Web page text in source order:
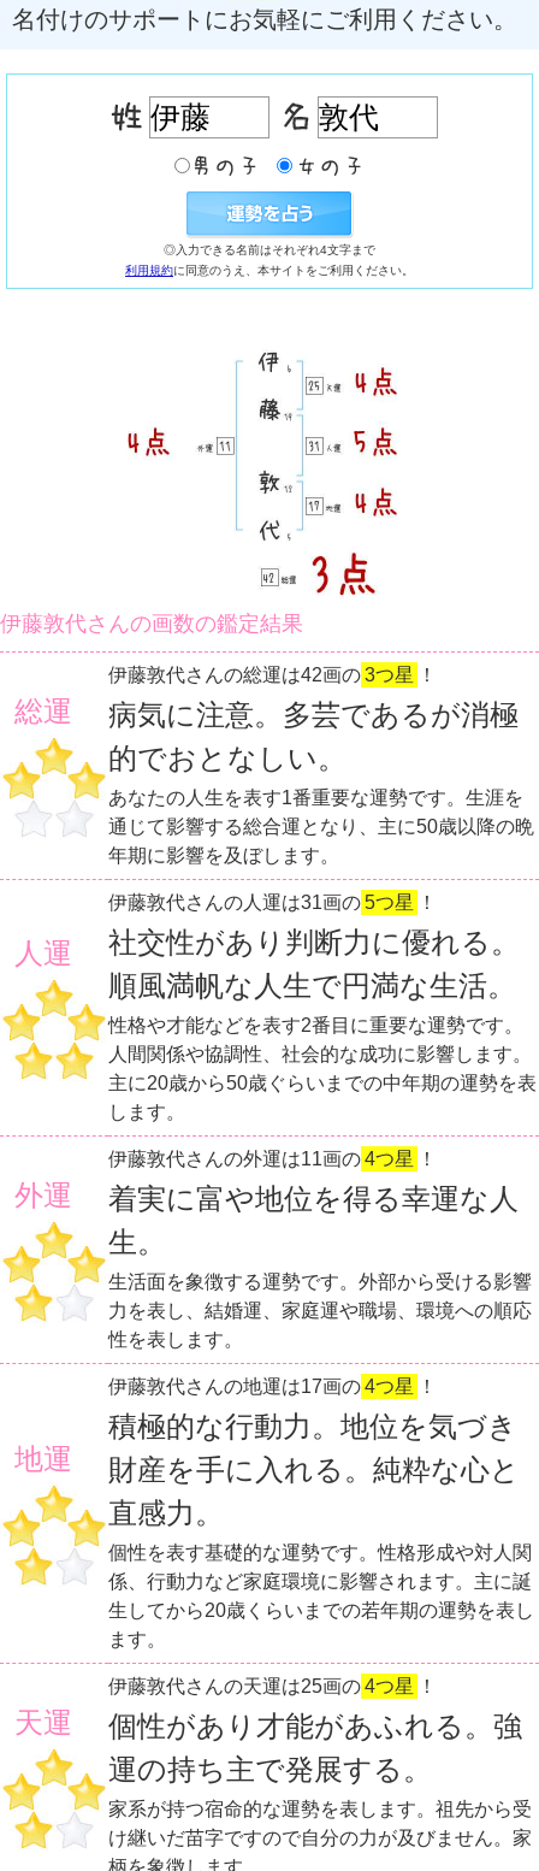
名付けのサポートにお気軽にご利用ください。
◎入力できる名前はそれぞれ4文字まで
利用規約に同意のうえ、本サイトをご利用ください。
伊藤敦代さんの画数の鑑定結果
総運
伊藤敦代さんの総運は42画の3つ星 ！
病気に注意。多芸であるが消極
的でおとなしい。
あなたの人生を表す1番重要な運勢です。生涯を
通じて影響する総合運となり、主に50歳以降の晩
年期に影響を及ぼします。
人運
伊藤敦代さんの人運は31画の5つ星 ！
社交性があり判断力に優れる。
順風満帆な人生で円満な生活。
性格や才能などを表す2番目に重要な運勢です。
人間関係や協調性、社会的な成功に影響します。
主に20歳から50歳ぐらいまでの中年期の運勢を表
します。
外運
伊藤敦代さんの外運は11画の4つ星 ！
着実に富や地位を得る幸運な人
生。
生活面を象徴する運勢です。外部から受ける影響
力を表し、結婚運、家庭運や職場、環境への順応
性を表します。
地運
伊藤敦代さんの地運は17画の4つ星 ！
積極的な行動力。地位を気づき
財産を手に入れる。純粋な心と
直感力。
個性を表す基礎的な運勢です。性格形成や対人関
係、行動力など家庭環境に影響されます。主に誕
生してから20歳くらいまでの若年期の運勢を表し
ます。
天運
伊藤敦代さんの天運は25画の4つ星 ！
個性があり才能があふれる。強
運の持ち主で発展する。
家系が持つ宿命的な運勢を表します。祖先から受
け継いだ苗字ですので自分の力が及びません。家
柄を象徴します。